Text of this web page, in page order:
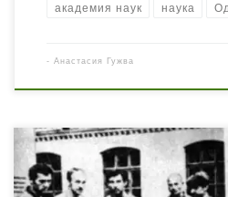
академия наук наука
- Анастасия Гужва
Дальность первого